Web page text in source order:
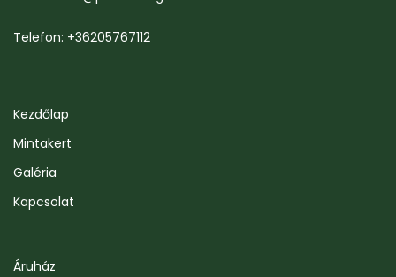
Telefon: +36205767112
Kezdőlap
Mintakert
Galéria
Kapcsolat
Áruház